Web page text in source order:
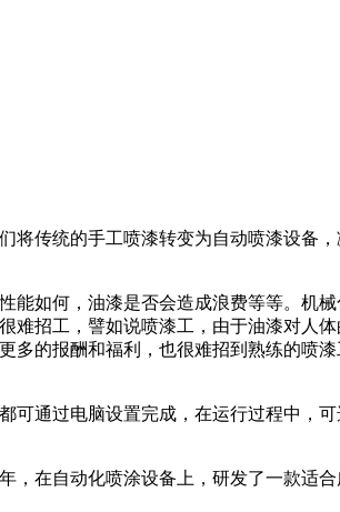
传统的手工喷漆转变为自动喷漆设备
能如何，油漆是否会造成浪费等等。机
招工，譬如说喷漆工，由于油漆对人
的报酬和福利，也很难招到熟练的喷
通过电脑设置完成，在运行过程中，
，在自动化喷涂设备上，研发了一款适